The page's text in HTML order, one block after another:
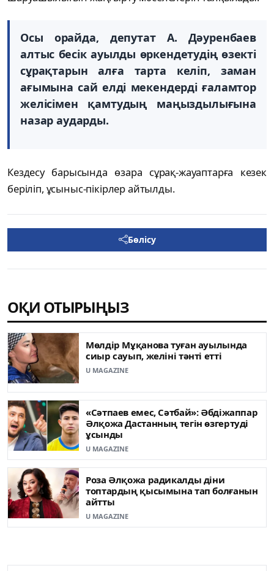
Осы орайда, депутат А. Дәуренбаев
алтыс бесік ауылды өркендетудің өзекті
сұрақтарын алға тарта келіп, заман
ағымына сай елді мекендерді ғаламтор
желісімен қамтудың маңыздылығына
назар аударды.
Кездесу барысында өзара сұрақ-жауаптарға кезек
беріліп, ұсыныс-пікірлер айтылды.
Бөлісу
ОҚИ ОТЫРЫҢЫЗ
Мөлдір Мұқанова туған ауылында
сиыр сауып, желіні тәнті етті
U MAGAZINE
«Сәтпаев емес, Сәтбай»: Әбдіжаппар
Әлқожа Дастанның тегін өзгертуді
ұсынды
U MAGAZINE
Роза Әлқожа радикалды діни
топтардың қысымына тап болғанын
айтты
U MAGAZINE